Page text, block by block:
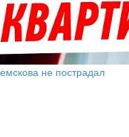
не пострадал